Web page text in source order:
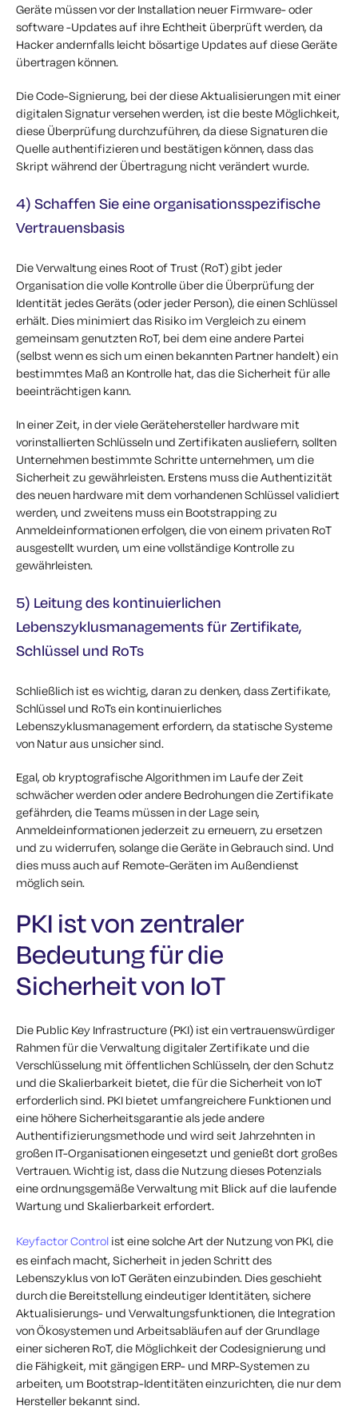
Geräte müssen vor der Installation neuer Firmware- oder
software -Updates auf ihre Echtheit überprüft werden, da
Hacker andernfalls leicht bösartige Updates auf diese Geräte
übertragen können.
Die Code-Signierung, bei der diese Aktualisierungen mit einer
digitalen Signatur versehen werden, ist die beste Möglichkeit,
diese Überprüfung durchzuführen, da diese Signaturen die
Quelle authentifizieren und bestätigen können, dass das
Skript während der Übertragung nicht verändert wurde.
4) Schaffen Sie eine organisationsspezifische
Vertrauensbasis
Die Verwaltung eines Root of Trust (RoT) gibt jeder
Organisation die volle Kontrolle über die Überprüfung der
Identität jedes Geräts (oder jeder Person), die einen Schlüssel
erhält. Dies minimiert das Risiko im Vergleich zu einem
gemeinsam genutzten RoT, bei dem eine andere Partei
(selbst wenn es sich um einen bekannten Partner handelt) ein
bestimmtes Maß an Kontrolle hat, das die Sicherheit für alle
beeinträchtigen kann.
In einer Zeit, in der viele Gerätehersteller hardware mit
vorinstallierten Schlüsseln und Zertifikaten ausliefern, sollten
Unternehmen bestimmte Schritte unternehmen, um die
Sicherheit zu gewährleisten. Erstens muss die Authentizität
des neuen hardware mit dem vorhandenen Schlüssel validiert
werden, und zweitens muss ein Bootstrapping zu
Anmeldeinformationen erfolgen, die von einem privaten RoT
ausgestellt wurden, um eine vollständige Kontrolle zu
gewährleisten.
5) Leitung des kontinuierlichen
Lebenszyklusmanagements für Zertifikate,
Schlüssel und RoTs
Schließlich ist es wichtig, daran zu denken, dass Zertifikate,
Schlüssel und RoTs ein kontinuierliches
Lebenszyklusmanagement erfordern, da statische Systeme
von Natur aus unsicher sind.
Egal, ob kryptografische Algorithmen im Laufe der Zeit
schwächer werden oder andere Bedrohungen die Zertifikate
gefährden, die Teams müssen in der Lage sein,
Anmeldeinformationen jederzeit zu erneuern, zu ersetzen
und zu widerrufen, solange die Geräte in Gebrauch sind. Und
dies muss auch auf Remote-Geräten im Außendienst
möglich sein.
PKI ist von zentraler
Bedeutung für die
Sicherheit von IoT
Die Public Key Infrastructure (PKI) ist ein vertrauenswürdiger
Rahmen für die Verwaltung digitaler Zertifikate und die
Verschlüsselung mit öffentlichen Schlüsseln, der den Schutz
und die Skalierbarkeit bietet, die für die Sicherheit von IoT
erforderlich sind. PKI bietet umfangreichere Funktionen und
eine höhere Sicherheitsgarantie als jede andere
Authentifizierungsmethode und wird seit Jahrzehnten in
großen IT-Organisationen eingesetzt und genießt dort großes
Vertrauen. Wichtig ist, dass die Nutzung dieses Potenzials
eine ordnungsgemäße Verwaltung mit Blick auf die laufende
Wartung und Skalierbarkeit erfordert.
Keyfactor Control ist eine solche Art der Nutzung von PKI, die
es einfach macht, Sicherheit in jeden Schritt des
Lebenszyklus von IoT Geräten einzubinden. Dies geschieht
durch die Bereitstellung eindeutiger Identitäten, sichere
Aktualisierungs- und Verwaltungsfunktionen, die Integration
von Ökosystemen und Arbeitsabläufen auf der Grundlage
einer sicheren RoT, die Möglichkeit der Codesignierung und
die Fähigkeit, mit gängigen ERP- und MRP-Systemen zu
arbeiten, um Bootstrap-Identitäten einzurichten, die nur dem
Hersteller bekannt sind.